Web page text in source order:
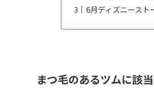
6月ディズニースト
まつ毛のあるツムに該